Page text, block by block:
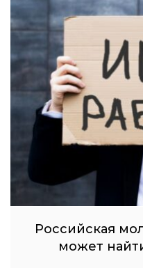
Российская
может